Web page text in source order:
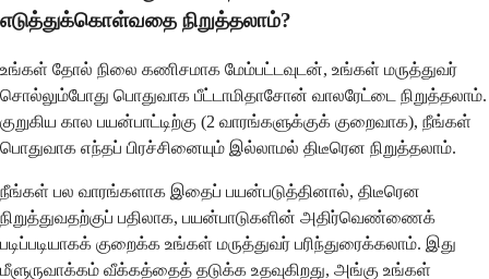
எடுத்துக்கொள்வதை நிறுத்தலாம்?
உங்கள் தோல் நிலை கணிசமாக மேம்பட்டவுடன், உங்கள் மருத்துவர்
சொல்லும்போது பொதுவாக பீட்டாமிதாசோன் வாலரேட்டை நிறுத்தலாம்.
குறுகிய கால பயன்பாட்டிற்கு (2 வாரங்களுக்குக் குறைவாக), நீங்கள்
பொதுவாக எந்தப் பிரச்சினையும் இல்லாமல் திடீரென நிறுத்தலாம்.
நீங்கள் பல வாரங்களாக இதைப் பயன்படுத்தினால், திடீரென
நிறுத்துவதற்குப் பதிலாக, பயன்பாடுகளின் அதிர்வெண்ணைக்
படிப்படியாகக் குறைக்க உங்கள் மருத்துவர் பரிந்துரைக்கலாம். இது
மீளுருவாக்கம் வீக்கத்தைத் தடுக்க உதவுகிறது, அங்கு உங்கள்